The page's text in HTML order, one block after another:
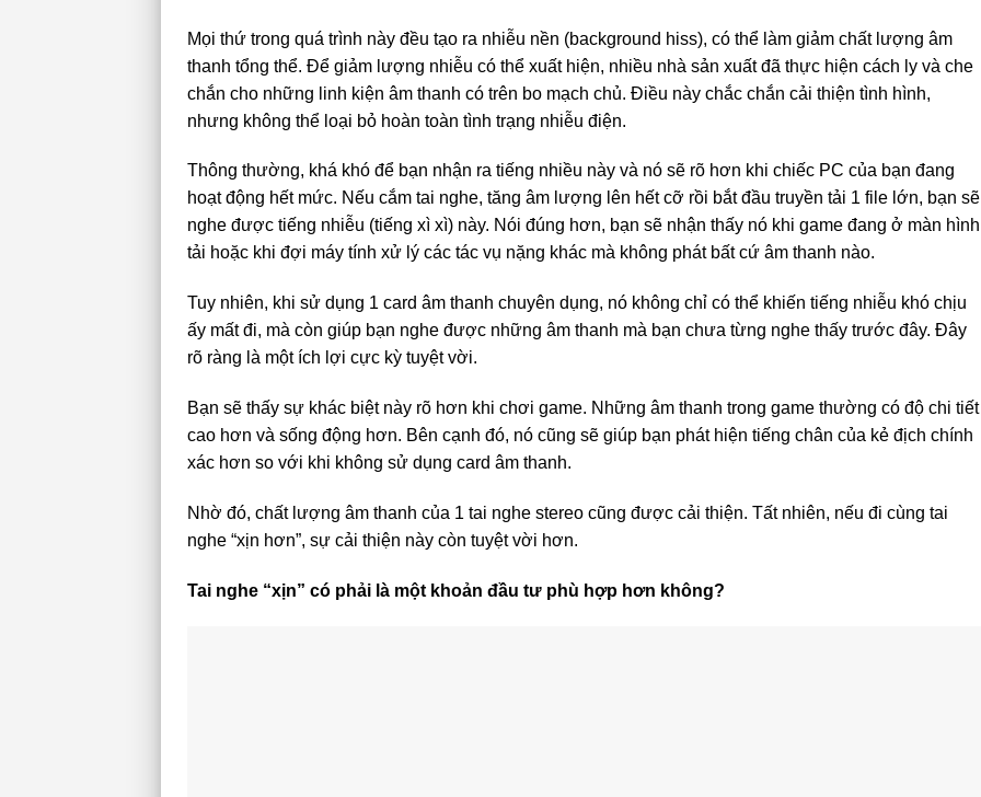
Mọi thứ trong quá trình này đều tạo ra nhiễu nền (background hiss), có thể làm giảm chất lượng âm
thanh tổng thể. Để giảm lượng nhiễu có thể xuất hiện, nhiều nhà sản xuất đã thực hiện cách ly và che
chắn cho những linh kiện âm thanh có trên bo mạch chủ. Điều này chắc chắn cải thiện tình hình,
nhưng không thể loại bỏ hoàn toàn tình trạng nhiễu điện.
Thông thường, khá khó để bạn nhận ra tiếng nhiều này và nó sẽ rõ hơn khi chiếc PC của bạn đang
hoạt động hết mức. Nếu cắm tai nghe, tăng âm lượng lên hết cỡ rồi bắt đầu truyền tải 1 file lớn, bạn sẽ
nghe được tiếng nhiễu (tiếng xì xì) này. Nói đúng hơn, bạn sẽ nhận thấy nó khi game đang ở màn hình
tải hoặc khi đợi máy tính xử lý các tác vụ nặng khác mà không phát bất cứ âm thanh nào.
Tuy nhiên, khi sử dụng 1 card âm thanh chuyên dụng, nó không chỉ có thể khiến tiếng nhiễu khó chịu
ấy mất đi, mà còn giúp bạn nghe được những âm thanh mà bạn chưa từng nghe thấy trước đây. Đây
rõ ràng là một ích lợi cực kỳ tuyệt vời.
Bạn sẽ thấy sự khác biệt này rõ hơn khi chơi game. Những âm thanh trong game thường có độ chi tiết
cao hơn và sống động hơn. Bên cạnh đó, nó cũng sẽ giúp bạn phát hiện tiếng chân của kẻ địch chính
xác hơn so với khi không sử dụng card âm thanh.
Nhờ đó, chất lượng âm thanh của 1 tai nghe stereo cũng được cải thiện. Tất nhiên, nếu đi cùng tai
nghe “xịn hơn”, sự cải thiện này còn tuyệt vời hơn.
Tai nghe “xịn” có phải là một khoản đầu tư phù hợp hơn không?